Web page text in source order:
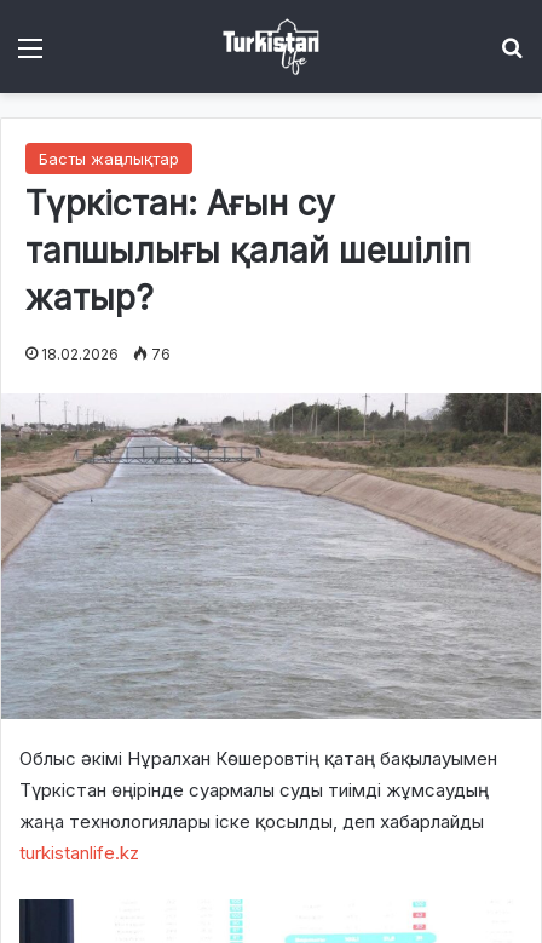
Басты жаңалықтар
Түркістан: Ағын су
тапшылығы қалай шешіліп
жатыр?
18.02.2026 76
Облыс әкімі Нұралхан Көшеровтің қатаң бақылауымен
Түркістан өңірінде суармалы суды тиімді жұмсаудың
жаңа технологиялары іске қосылды, деп хабарлайды
turkistanlife.kz